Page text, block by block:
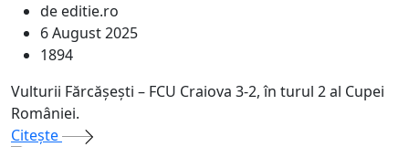
de editie.ro
6 August 2025
1894
Vulturii Fărcăşeşti – FCU Craiova 3-2, în turul 2 al Cupei
României.
Citeşte